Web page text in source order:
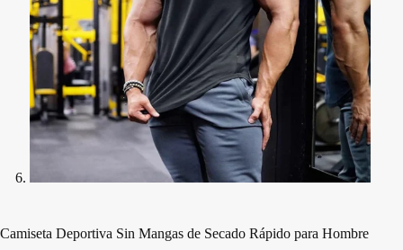
Camiseta Deportiva Sin Mangas de Secado Rápido para Hombre